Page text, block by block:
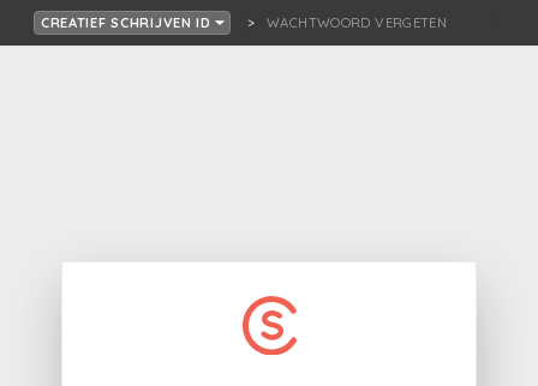
CREATIEF SCHRIJVEN ID WACHTWOORD VERGETEN